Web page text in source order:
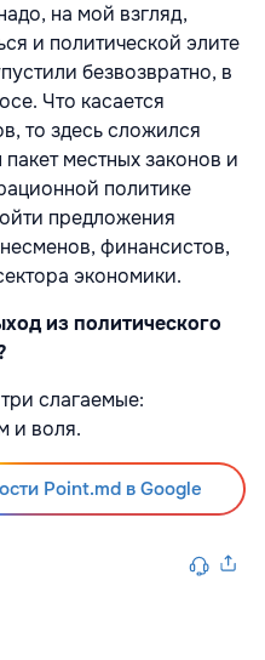
на мой взгляд,
и политической элите
безвозвратно, в
Что касается
то здесь сложился
местных законов и
политике
предложения
финансистов,
экономики.
из политического
слагаемые:
и воля.
Point.md в Google